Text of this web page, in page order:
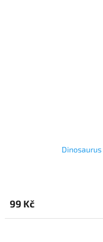
Dinosaurus
99 Kč